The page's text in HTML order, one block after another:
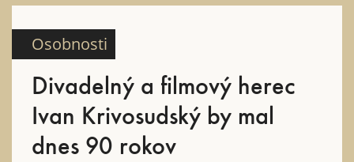
Osobnosti
Divadelný a filmový herec
Ivan Krivosudský by mal
dnes 90 rokov